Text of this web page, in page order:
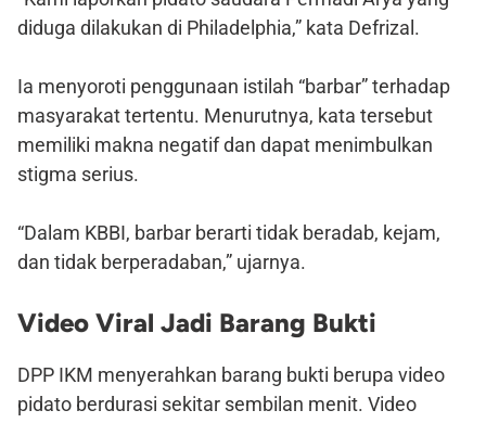
diduga dilakukan di Philadelphia,” kata Defrizal.
Ia menyoroti penggunaan istilah “barbar” terhadap
masyarakat tertentu. Menurutnya, kata tersebut
memiliki makna negatif dan dapat menimbulkan
stigma serius.
“Dalam KBBI, barbar berarti tidak beradab, kejam,
dan tidak berperadaban,” ujarnya.
Video Viral Jadi Barang Bukti
DPP IKM menyerahkan barang bukti berupa video
pidato berdurasi sekitar sembilan menit. Video